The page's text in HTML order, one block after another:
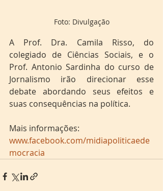
Foto: Divulgação
A Prof. Dra. Camila Risso, do
colegiado de Ciências Sociais, e o
Prof. Antonio Sardinha do curso de
Jornalismo irão direcionar esse
debate abordando seus efeitos e
suas consequências na política.
Mais informações:
www.facebook.com/midiapoliticaede
mocracia